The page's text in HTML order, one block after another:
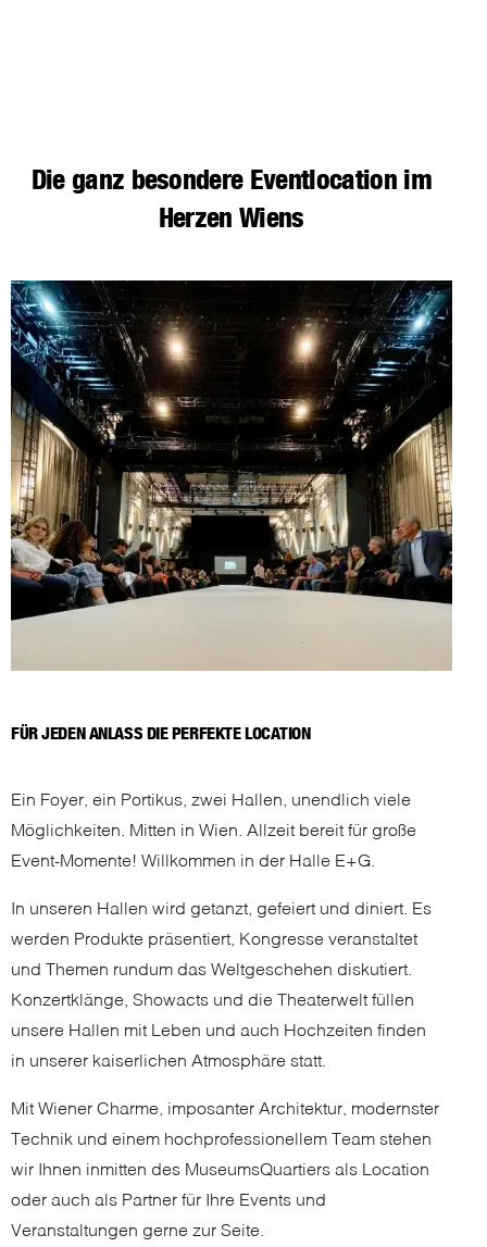
Die ganz besondere Eventlocation im
Herzen Wiens
FÜR JEDEN ANLASS DIE PERFEKTE LOCATION
Ein Foyer, ein Portikus, zwei Hallen, unendlich viele
Möglichkeiten. Mitten in Wien. Allzeit bereit für große
Event-Momente! Willkommen in der Halle E+G.
In unseren Hallen wird getanzt, gefeiert und diniert. Es
werden Produkte präsentiert, Kongresse veranstaltet
und Themen rundum das Weltgeschehen diskutiert.
Konzertklänge, Showacts und die Theaterwelt füllen
unsere Hallen mit Leben und auch Hochzeiten finden
in unserer kaiserlichen Atmosphäre statt.
Mit Wiener Charme, imposanter Architektur, modernster
Technik und einem hochprofessionellem Team stehen
wir Ihnen inmitten des MuseumsQuartiers als Location
oder auch als Partner für Ihre Events und
Veranstaltungen gerne zur Seite.